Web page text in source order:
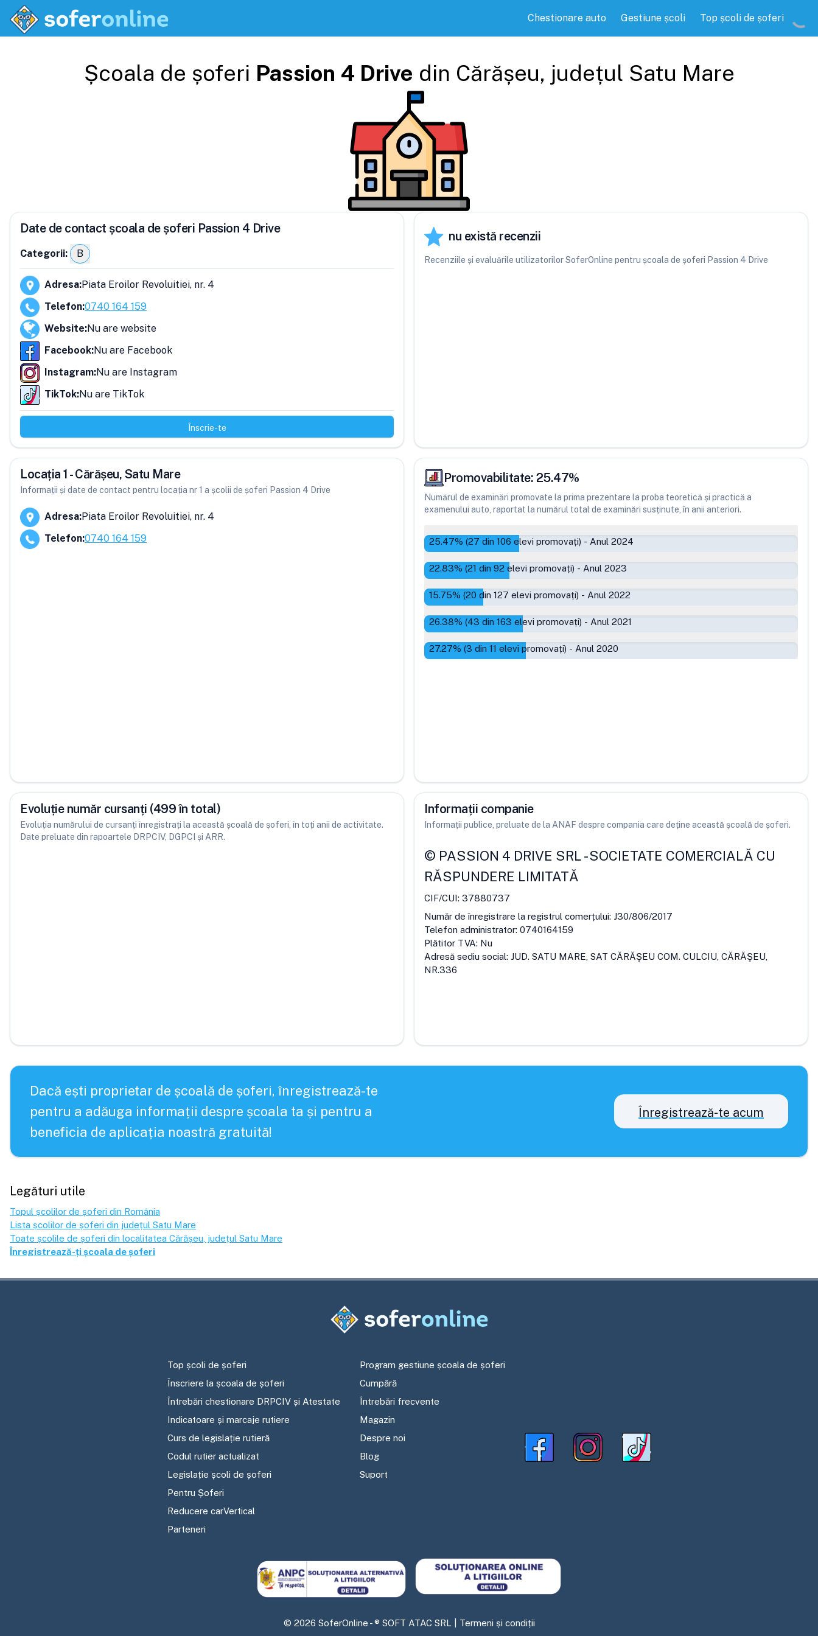
Chestionare auto Gestiune școli Top școli de șoferi
Școala de șoferi Passion 4 Drive din Cărășeu, județul Satu Mare
Date de contact școala de șoferi Passion 4 Drive
Categorii: B
Adresa:Piata Eroilor Revoluitiei, nr. 4
Telefon:0740 164 159
Website:Nu are website
Facebook:Nu are Facebook
Instagram:Nu are Instagram
TikTok:Nu are TikTok
Înscrie-te
nu există recenzii
Recenziile și evaluările utilizatorilor SoferOnline pentru școala de șoferi Passion 4 Drive
Locația 1 - Cărășeu, Satu Mare
Informații și date de contact pentru locația nr 1 a școlii de șoferi Passion 4 Drive
Adresa:Piata Eroilor Revoluitiei, nr. 4
Telefon:0740 164 159
Promovabilitate: 25.47%
Numărul de examinări promovate la prima prezentare la proba teoretică și practică a
examenului auto, raportat la numărul total de examinări susținute, în anii anteriori.
25.47% (27 din 106 elevi promovați) - Anul 2024
22.83% (21 din 92 elevi promovați) - Anul 2023
15.75% (20 din 127 elevi promovați) - Anul 2022
26.38% (43 din 163 elevi promovați) - Anul 2021
27.27% (3 din 11 elevi promovați) - Anul 2020
Evoluție număr cursanți (499 în total)
Evoluția numărului de cursanți înregistrați la această școală de șoferi, în toți anii de activitate.
Date preluate din rapoartele DRPCIV, DGPCI și ARR.
Informații companie
Informații publice, preluate de la ANAF despre compania care deține această școală de șoferi.
© PASSION 4 DRIVE SRL-SOCIETATE COMERCIALĂ CU
RĂSPUNDERE LIMITATĂ
CIF/CUI: 37880737
Număr de înregistrare la registrul comerțului: J30/806/2017
Telefon administrator: 0740164159
Plătitor TVA: Nu
Adresă sediu social: JUD. SATU MARE, SAT CĂRĂŞEU COM. CULCIU, CĂRĂŞEU,
NR.336
Dacă ești proprietar de școală de șoferi, înregistrează-te
pentru a adăuga informații despre școala ta și pentru a
beneficia de aplicația noastră gratuită!
Înregistrează-te acum
Legături utile
Topul școlilor de șoferi din România
Lista școlilor de șoferi din județul Satu Mare
Toate școlile de șoferi din localitatea Cărășeu , județul Satu Mare
Înregistrează-ți școala de șoferi
Top școli de șoferi
Înscriere la școala de șoferi
Întrebări chestionare DRPCIV și Atestate
Indicatoare și marcaje rutiere
Curs de legislație rutieră
Codul rutier actualizat
Legislație școli de șoferi
Pentru Șoferi
Reducere carVertical
Parteneri
Program gestiune școala de șoferi
Cumpără
Întrebări frecvente
Magazin
Despre noi
Blog
Suport
© 2026 SoferOnline - ® SOFT ATAC SRL | Termeni și condiții